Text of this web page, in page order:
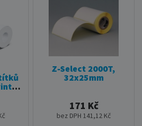
Z-Select 2000T,
32x25mm
171 Kč
bez DPH 141,12 Kč